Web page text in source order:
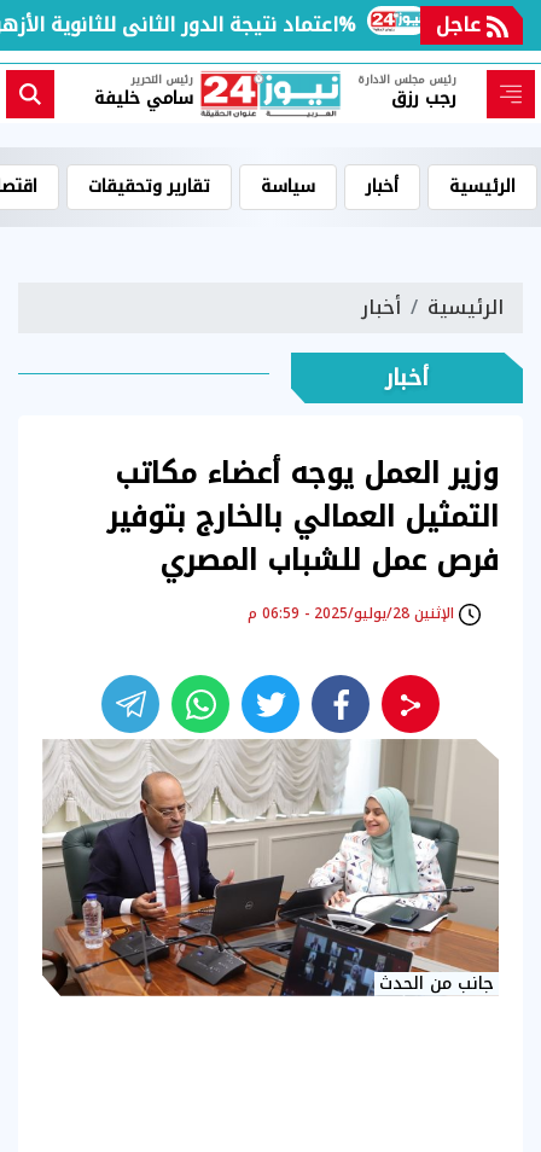
عاجل اعتماد نتيجة الدور الثانى للثانوية الأزهرية لمعاهد فلسطين بنسبة نجاح 97.7%
رئيس مجلس الادارة
رجب رزق
رئيس التحرير
سامي خليفة
الرئيسية أخبار سياسة تقارير وتحقيقات
الرئيسية أخبار
أخبار
وزير العمل يوجه أعضاء مكاتب
التمثيل العمالي بالخارج بتوفير
فرص عمل للشباب المصري
الإثنين 28/يوليو/2025 - 06:59 م
جانب من الحدث